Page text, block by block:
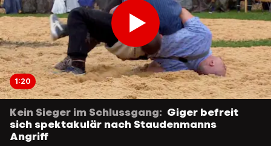
1:20
Kein Sieger im Schlussgang: Giger befreit
sich spektakulär nach Staudenmanns
Angriff